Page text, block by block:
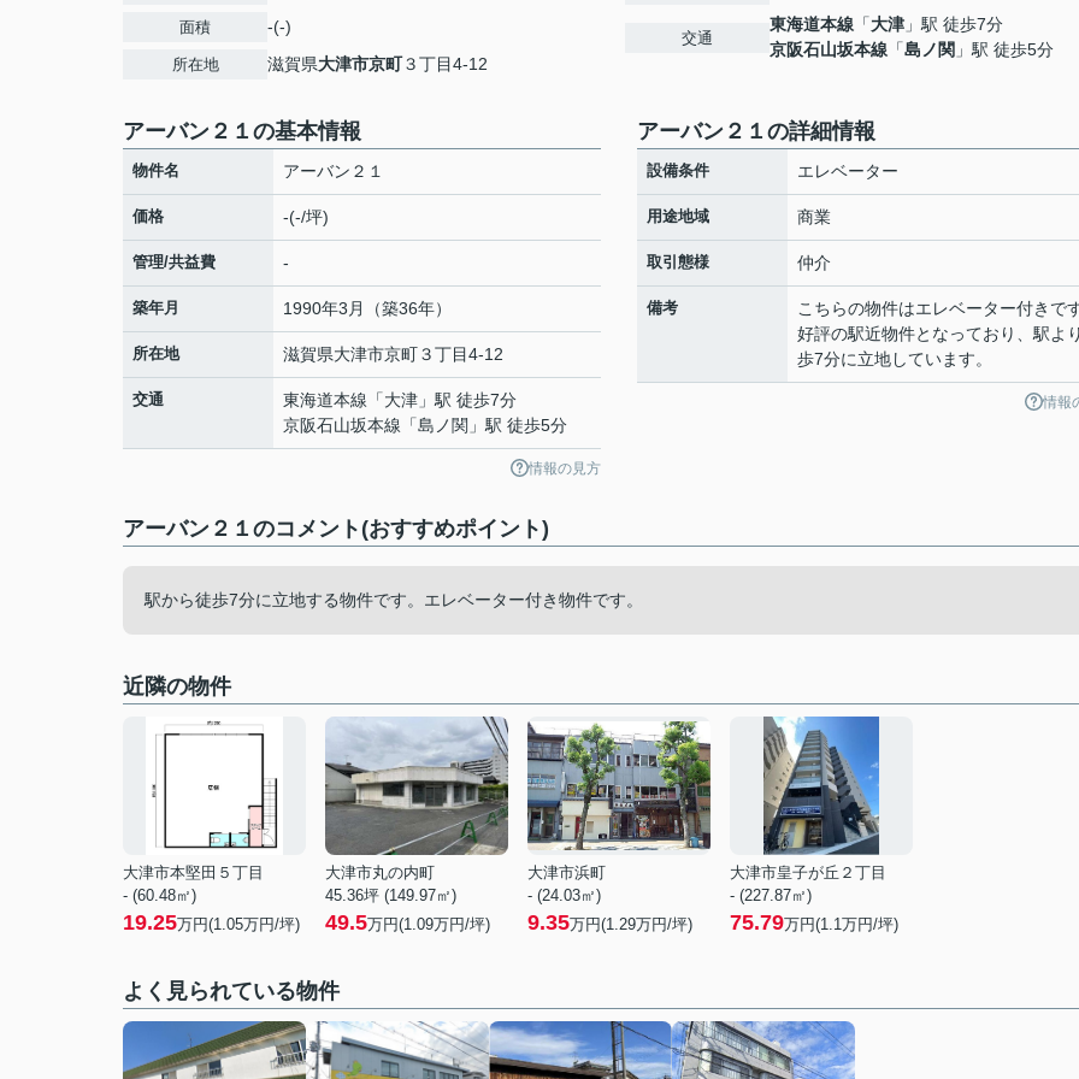
面積 -(-)
所在地 滋賀県大津市京町３丁目4-12
交通
東海道本線 「大津 」駅 徒歩7分
京阪石山坂本線 「島ノ関 」駅 徒歩5分
アーバン２１の基本情報
物件名 アーバン２１
価格 -(-/坪)
管理/共益費 -
築年月 1990年3月（築36年）
所在地 滋賀県大津市京町３丁目4-12
交通 東海道本線 「大津 」駅 徒歩7分
京阪石山坂本線 「島ノ関 」駅 徒歩5分
情報の見方
アーバン２１の詳細情報
設備条件 エレベーター
用途地域 商業
取引態様 仲介
備考
こちらの物件はエレベーター付きです
好評の駅近物件となっており、駅よ
歩7分に立地しています。
情報
アーバン２１のコメント(おすすめポイント)
駅から徒歩7分に立地する物件です。エレベーター付き物件です。
近隣の物件
大津市本堅田５丁目
- (60.48㎡)
19.25万円(1.05万円/坪)
大津市丸の内町
45.36坪 (149.97㎡)
49.5万円(1.09万円/坪)
大津市浜町
- (24.03㎡)
9.35万円(1.29万円/坪)
大津市皇子が丘２丁目
- (227.87㎡)
75.79万円(1.1万円/坪)
よく見られている物件